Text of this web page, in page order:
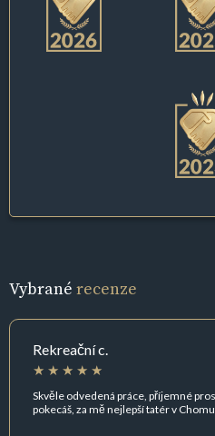
Vybrané recenze
Rekreační c.
Skvěle odvedená práce, příjemné
pokecáš, za mě nejlepší tatér v